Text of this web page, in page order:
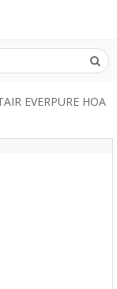
EVERPURE HOA